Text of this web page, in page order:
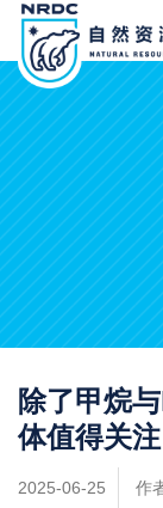
除了甲烷
体值得关注
2025-06-25 作